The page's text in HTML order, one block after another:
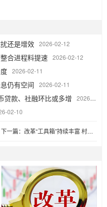
还是增效 2026-02-12
合进程料提速 2026-02-12
2026-02-11
仍有空间 2026-02-11
贷款、社融环比或多增 2026-02-10
02-10
下一篇： 改革“工具箱”持续丰富 村镇银行整合进程料提速